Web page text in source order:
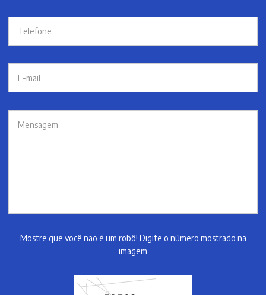
Mostre que você não é um robô! Digite o número mostrado na
imagem